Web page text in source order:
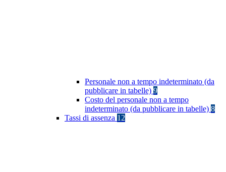
Personale non a tempo indeterminato (da
pubblicare in tabelle) 9
Costo del personale non a tempo
indeterminato (da pubblicare in tabelle) 8
Tassi di assenza 12